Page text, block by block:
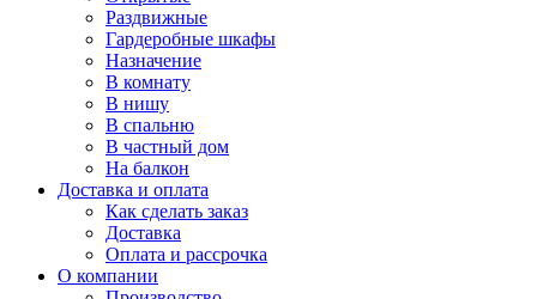
Раздвижные
Гардеробные шкафы
Назначение
В комнату
В нишу
В спальню
В частный дом
На балкон
Доставка и оплата
Как сделать заказ
Доставка
Оплата и рассрочка
О компании